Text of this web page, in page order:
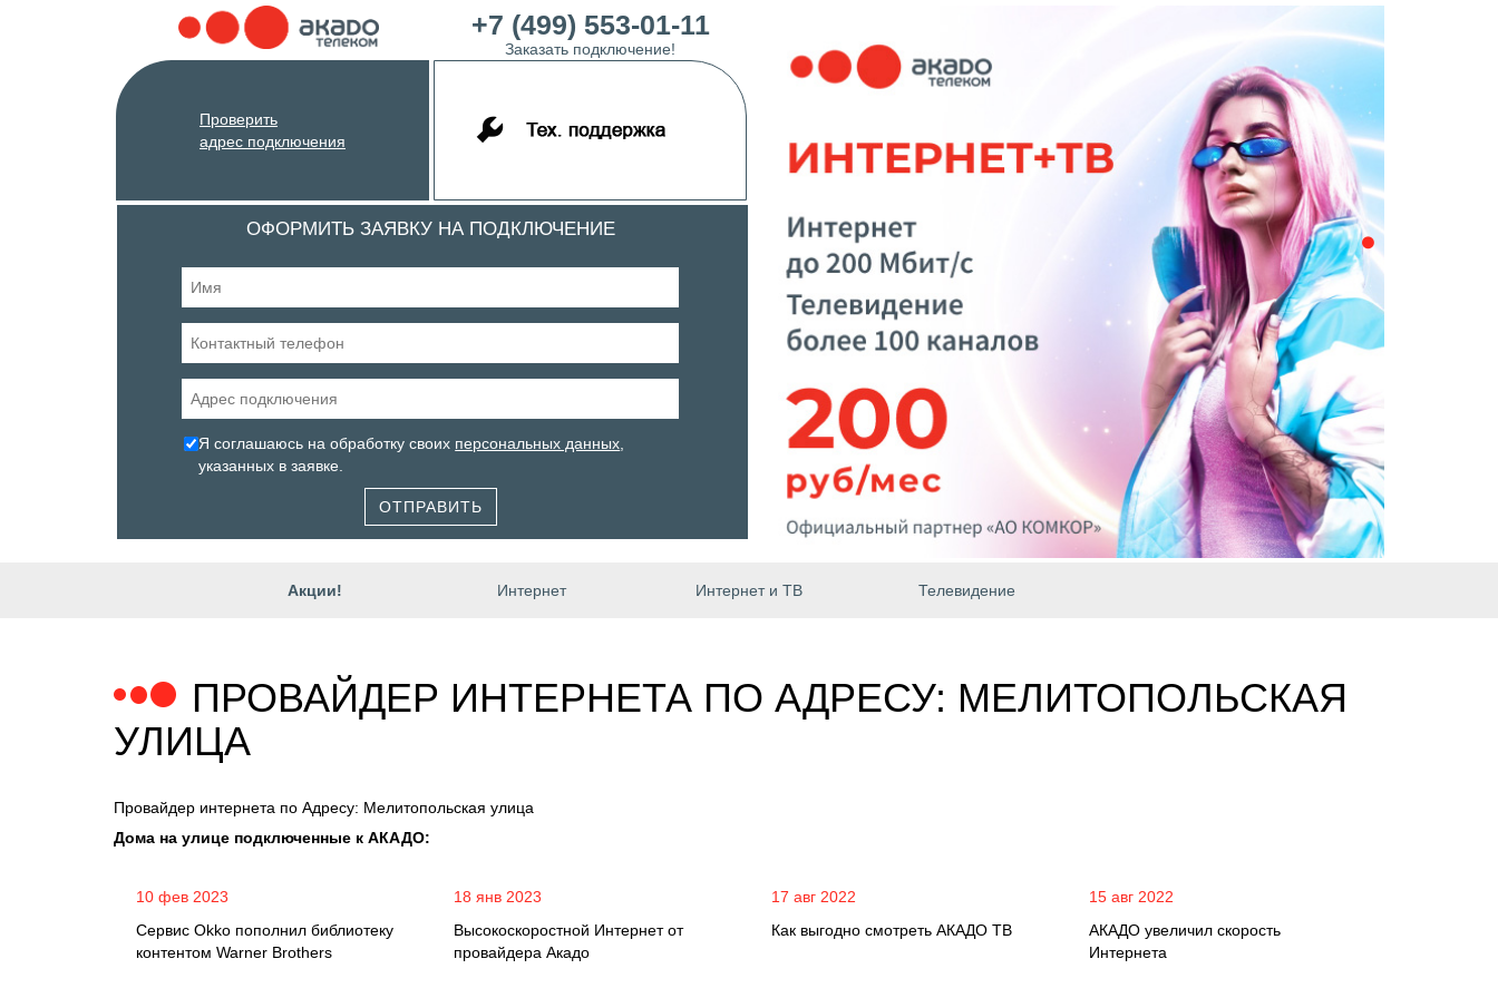
+7 (499) 553-01-11
Заказать подключение!
Проверить
адрес подключения
ОФОРМИТЬ ЗАЯВКУ НА ПОДКЛЮЧЕНИЕ
Я соглашаюсь на обработку своих персональных данных
указанных в заявке.
ОТПРАВИТЬ
Акции! Интернет Интернет и ТВ Телевидение
ПРОВАЙДЕР ИНТЕРНЕТА ПО АДРЕСУ: МЕЛИТОПОЛЬСКАЯ
УЛИЦА
Провайдер интернета по Адресу: Мелитопольская улица
Дома на улице подключенные к АКАДО:
10 фев 2023
Сервис Okko пополнил библиотеку
контентом Warner Brothers
18 янв 2023
Высокоскоростной Интернет от
провайдера Акадо
17 авг 2022
Как выгодно смотреть АКАДО ТВ
15 авг 2022
АКАДО увеличил скорость
Интернета